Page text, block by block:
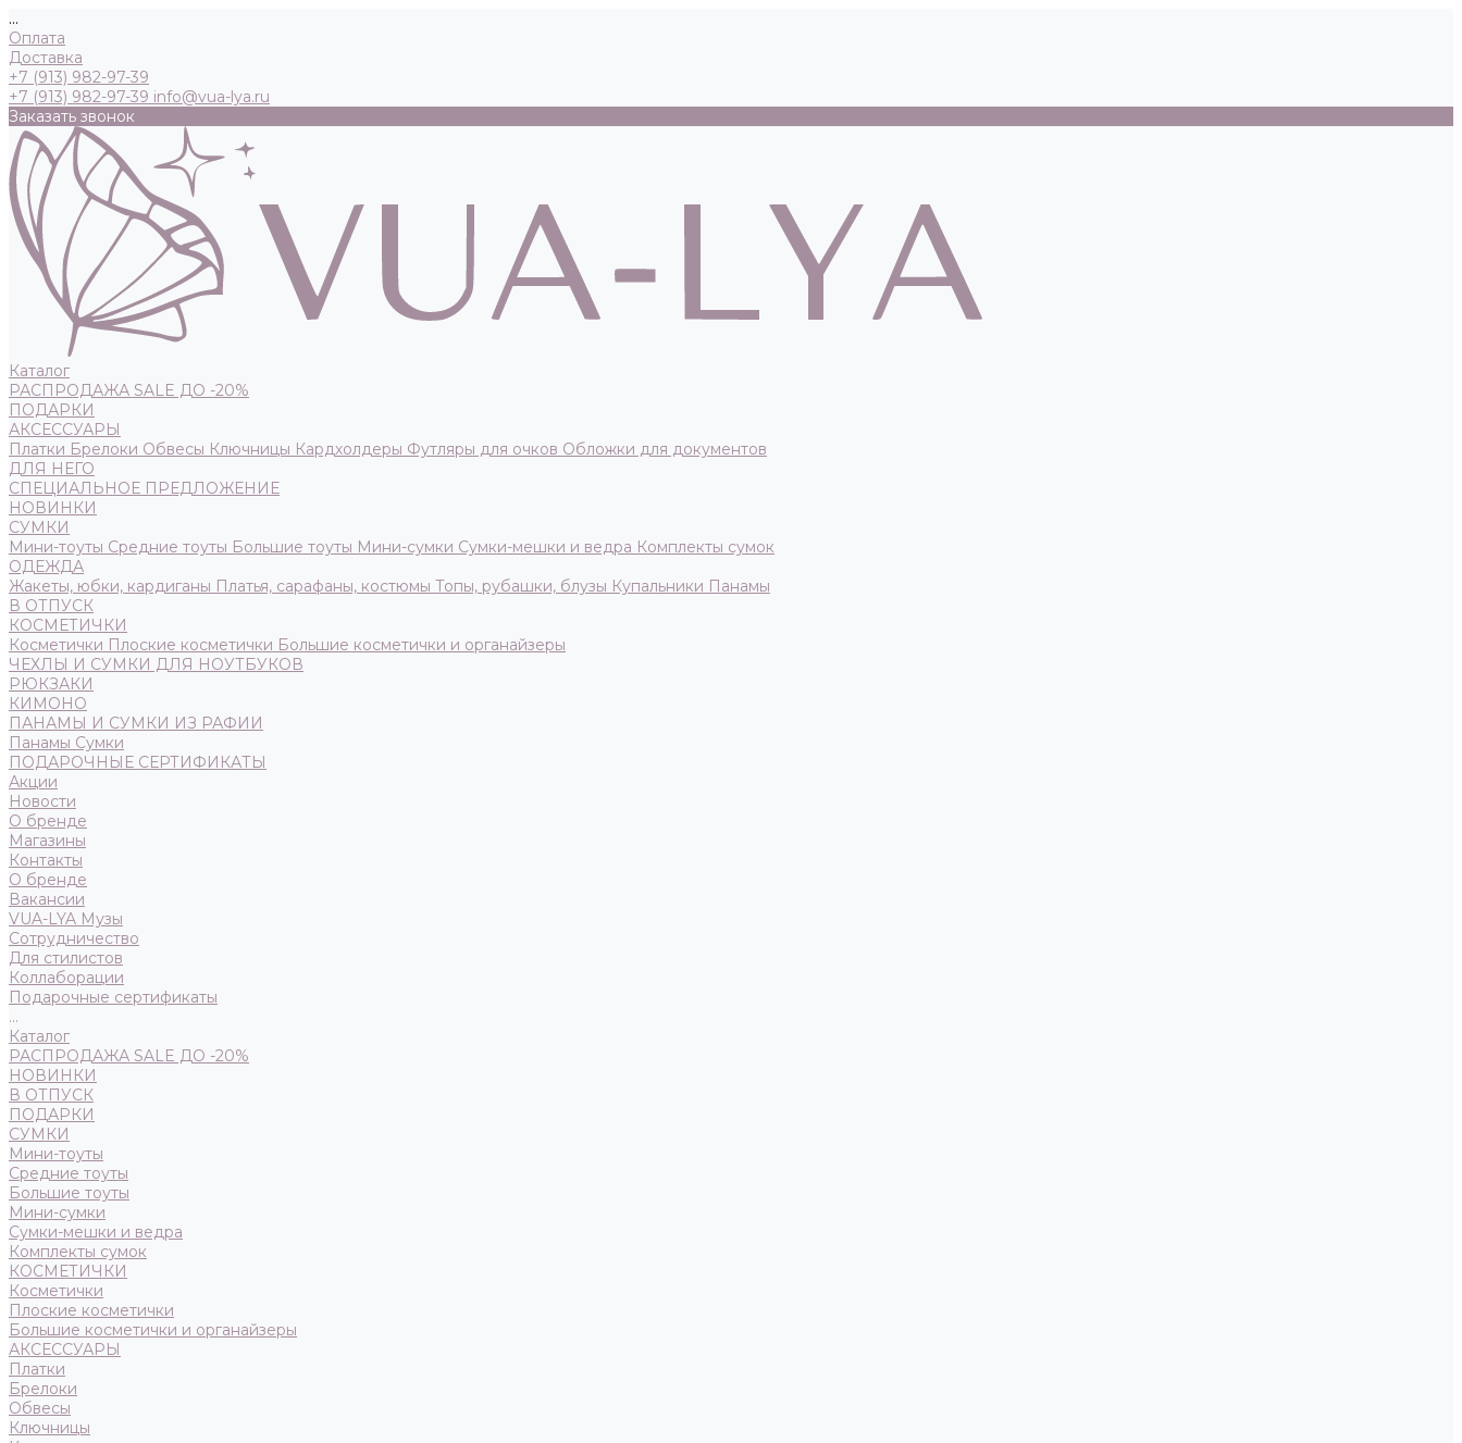
...
Оплата
Доставка
+7 (913) 982-97-39
+7 (913) 982-97-39 info@vua-lya.ru
Заказать звонок
Каталог
РАСПРОДАЖА SALE ДО -20%
ПОДАРКИ
АКСЕССУАРЫ
Платки Брелоки Обвесы Ключницы Кардхолдеры Футляры для очков Обложки для документов
ДЛЯ НЕГО
СПЕЦИАЛЬНОЕ ПРЕДЛОЖЕНИЕ
НОВИНКИ
СУМКИ
Мини-тоуты Средние тоуты Большие тоуты Мини-сумки Сумки-мешки и ведра Комплекты сумок
ОДЕЖДА
Жакеты, юбки, кардиганы Платья, сарафаны, костюмы Топы, рубашки, блузы Купальники Панамы
В ОТПУСК
КОСМЕТИЧКИ
Косметички Плоские косметички Большие косметички и органайзеры
ЧЕХЛЫ И СУМКИ ДЛЯ НОУТБУКОВ
РЮКЗАКИ
КИМОНО
ПАНАМЫ И СУМКИ ИЗ РАФИИ
Панамы Сумки
ПОДАРОЧНЫЕ СЕРТИФИКАТЫ
Акции
Новости
О бренде
Магазины
Контакты
О бренде
Вакансии
VUA-LYA Музы
Сотрудничество
Для стилистов
Коллаборации
Подарочные сертификаты
...
Каталог
РАСПРОДАЖА SALE ДО -20%
НОВИНКИ
В ОТПУСК
ПОДАРКИ
СУМКИ
Мини-тоуты
Средние тоуты
Большие тоуты
Мини-сумки
Сумки-мешки и ведра
Комплекты сумок
КОСМЕТИЧКИ
Косметички
Плоские косметички
Большие косметички и органайзеры
АКСЕССУАРЫ
Платки
Брелоки
Обвесы
Ключницы